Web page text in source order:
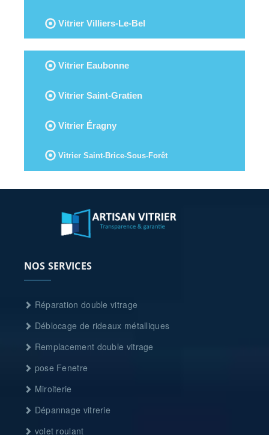
Vitrier Villiers-Le-Bel
Vitrier Eaubonne
Vitrier Saint-Gratien
Vitrier Éragny
Vitrier Saint-Brice-Sous-Forêt
NOS SERVICES
Réparation double vitrage
Déblocage de rideaux métalliques
Remplacement double vitrage
pose Fenetre
Miroiterie
Dépannage vitrerie
volet roulant